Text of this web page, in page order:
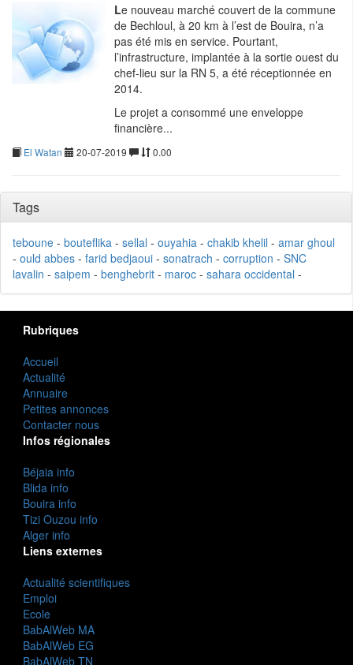
Le nouveau marché couvert de la commune
de Bechloul, à 20 km à l’est de Bouira, n’a
pas été mis en service. Pourtant,
l’infrastructure, implantée à la sortie ouest du
chef-lieu sur la RN 5, a été réceptionnée en
2014.
Le projet a consommé une enveloppe
financière...
El Watan 20-07-2019 0.00
Tags
teboune - bouteflika - sellal - ouyahia - chakib khelil - amar ghoul
- ould abbes - farid bedjaoui - sonatrach - corruption - SNC
lavalin - saipem - benghebrit - maroc - sahara occidental -
Rubriques
Accueil
Actualité
Annuaire
Petites annonces
Contacter nous
Infos régionales
Béjaia info
Blida info
Bouira info
Tizi Ouzou info
Alger info
Liens externes
Actualité scientifiques
Emploi
Ecole
BabAlWeb MA
BabAlWeb EG
BabAlWeb TN